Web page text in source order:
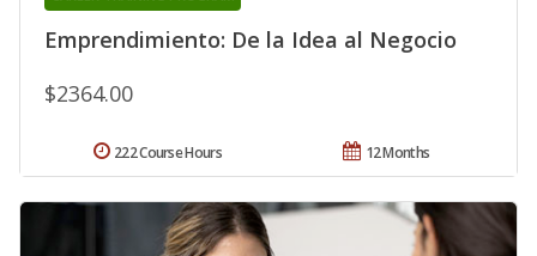
Emprendimiento: De la Idea al Negocio
$2364.00
12 Months
222 Course Hours